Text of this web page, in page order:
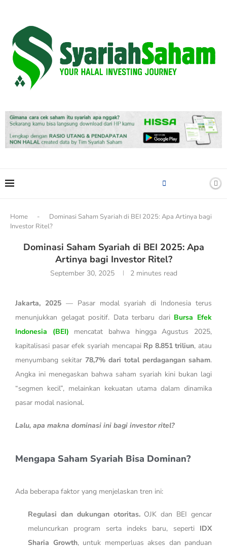
Home -
Dominasi Saham Syariah di BEI 2025: Apa Artinya bagi
Investor Ritel?
Dominasi Saham Syariah di BEI 2025: Apa
Artinya bagi Investor Ritel?
September 30, 2025 2 minutes read
Jakarta, 2025— Pasar modal syariah di Indonesia terus
menunjukkan gelagat positif. Data terbaru dari Bursa Efek
Indonesia (BEI) mencatat bahwa hingga Agustus 2025,
kapitalisasi pasar efek syariah mencapai Rp 8.851 triliun, atau
menyumbang sekitar 78,7% dari total perdagangan saham.
Angka ini menegaskan bahwa saham syariah kini bukan lagi
“segmen kecil”, melainkan kekuatan utama dalam dinamika
pasar modal nasional.
Lalu, apa makna dominasi ini bagi investor ritel?
Mengapa Saham Syariah Bisa Dominan?
Ada beberapa faktor yang menjelaskan tren ini:
Regulasi dan dukungan otoritas.OJK dan BEI gencar
meluncurkan program serta indeks baru, seperti IDX
Sharia Growth, untuk memperluas akses dan panduan